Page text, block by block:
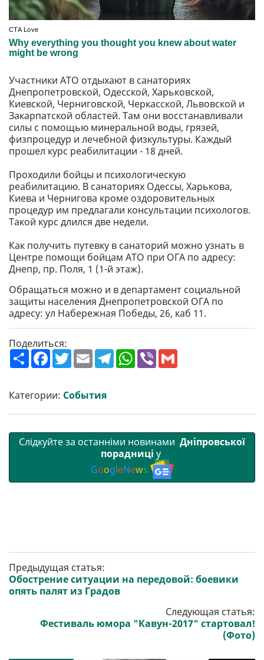
Участники АТО отдыхают в санаториях
Днепропетровской, Одесской, Харьковской,
Киевской, Черниговской, Черкасской, Львовской и
Закарпатской областей. Там они восстанавливали
силы с помощью минеральной воды, грязей,
физпроцедур и лечебной физкультуры. Каждый
прошел курс реабилитации - 18 дней.
Проходили бойцы и психологическую
реабилитацию. В санаториях Одессы, Харькова,
Киева и Чернигова кроме оздоровительных
процедур им предлагали консультации психологов.
Такой курс длился две недели.
Как получить путевку в санаторий можно узнать в
Центре помощи бойцам АТО при ОГА по адресу:
Днепр, пр. Поля, 1 (1-й этаж).
Обращаться можно и в департамент социальной
защиты населения Днепропетровской ОГА по
адресу: ул Набережная Победы, 26, каб 11.
Поделиться:
П
о
р
и
F
a
b
o
T
w
t
e
E
m
l
T
e
W
h
V
Категории: События
Слідкуйте за останніми новинами Дніпровської
порадниці у
GoogleNews
Предыдущая статья:
Обострение ситуации на передовой: боевики
опять палят из Градов
Следующая статья:
Фестиваль юмора "Кавун-2017" стартовал!
(Фото)